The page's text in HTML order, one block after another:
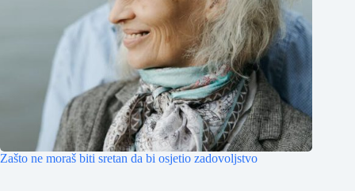
Zašto ne moraš biti sretan da bi osjetio zadovoljstvo